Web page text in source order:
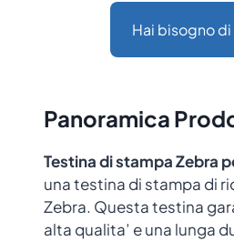
Hai bisogno di
Panoramica
Testina di stampa Zebra
una testina di stampa di
Zebra. Questa testina
alta qualita’ e una lunga